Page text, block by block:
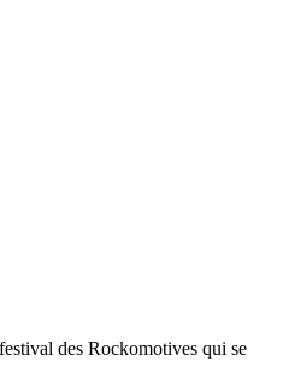
des Rockomotives qui se